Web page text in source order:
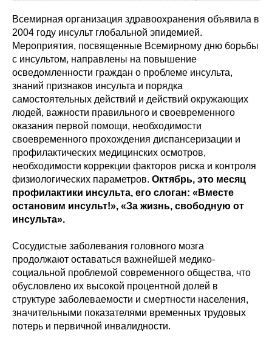
Всемирная организация здравоохранения объявила в
2004 году инсульт глобальной эпидемией.
Мероприятия, посвященные Всемирному дню борьбы
с инсультом, направлены на повышение
осведомленности граждан о проблеме инсульта,
знаний признаков инсульта и порядка
самостоятельных действий и действий окружающих
людей, важности правильного и своевременного
оказания первой помощи, необходимости
своевременного прохождения диспансеризации и
профилактических медицинских осмотров,
необходимости коррекции факторов риска и контроля
физиологических параметров. Октябрь, это месяц
профилактики инсульта, его слоган: «Вместе
остановим инсульт!», «За жизнь, свободную от
инсульта».
Сосудистые заболевания головного мозга
продолжают оставаться важнейшей медико-
социальной проблемой современного общества, что
обусловлено их высокой процентной долей в
структуре заболеваемости и смертности населения,
значительными показателями временных трудовых
потерь и первичной инвалидности.